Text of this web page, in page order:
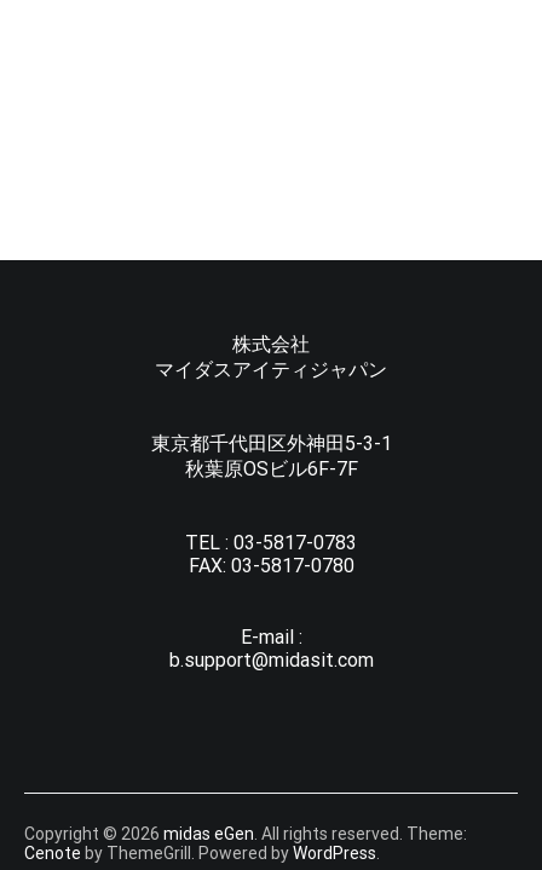
株式会社
マイダスアイティジャパン
東京都千代田区外神田5-3-1
秋葉原OSビル6F-7F
TEL : 03-5817-0783
FAX: 03-5817-0780
E-mail :
b.support@midasit.com
Copyright © 2026 midas eGen . All rights reserved. Theme:
Cenote by ThemeGrill. Powered byWordPress